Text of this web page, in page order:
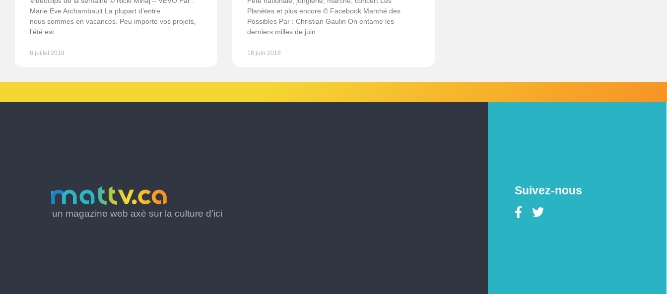
Marie Eve Archambault La plupart d’entre
nous sommes en vacances. Peu importe vos projets,
l’été est
8 juillet 2018
Planètes et plus encore © Facebook Marché des
Possibles Par : Christian Gaulin On entame les
derniers milles de juin
18 juin 2018
un magazine web axé sur la culture d’ici
Suivez-nous